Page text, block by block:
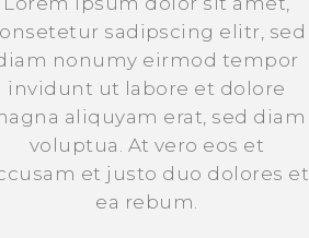
sadipscing elitr, sed
nonumy eirmod tempor
invidunt ut labore et dolore
aliquyam erat, sed diam
voluptua. At vero eos et
et justo duo dolores et
ea rebum.